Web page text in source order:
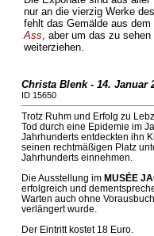
nur an die vierzig Werke
fehlt das Gemälde aus
Ass, aber um das zu
weiterziehen.
Christa Blenk - 14. Januar
ID 15650
Trotz Ruhm und Erfolg zu
Tod durch eine Epidemie im
Jahrhunderts entdeckten ihn
seinen rechtmäßigen Platz
Jahrhunderts einnehmen.
Die Ausstellung im MUSÉE
erfolgreich und
Warten auch ohne
verlängert wurde.
Der Eintritt kostet 18 Euro.